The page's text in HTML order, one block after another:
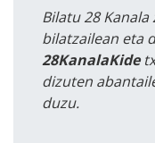
Bilatu 28
bilatzailean eta
28KanalaKide
dizuten
duzu.